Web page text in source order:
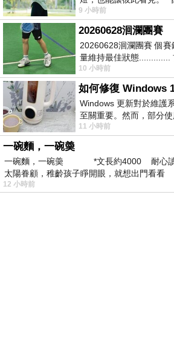
寂寞 卻只能記下它的附屬
9 小時前
20260628洄瀾團賽
20260628洄瀾團賽 個
量維持最佳狀態.............
龍............. 跨境群
10 小時前
Windows 更新對於維護
至關重要。然而，部分
Windows 11 設定應用程
新」
11 小時前
一碗麵，一碗羮
一碗麵，一碗羮 *文長約4000 耐
太陽眷顧，稚齡孩子睜開眼，就想出門看看
12 小時前